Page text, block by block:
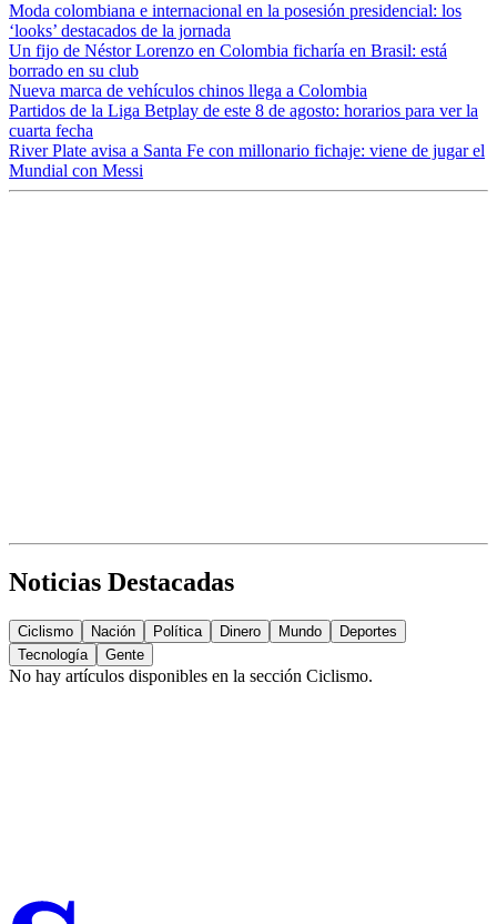
Moda colombiana e internacional en la posesión presidencial: los
‘looks’ destacados de la jornada
Un fijo de Néstor Lorenzo en Colombia ficharía en Brasil: está
borrado en su club
Nueva marca de vehículos chinos llega a Colombia
Partidos de la Liga Betplay de este 8 de agosto: horarios para ver la
cuarta fecha
River Plate avisa a Santa Fe con millonario fichaje: viene de jugar el
Mundial con Messi
Noticias Destacadas
Ciclismo Nación Política Dinero Mundo
Deportes
Tecnología
Gente
No hay artículos disponibles en la sección Ciclismo.